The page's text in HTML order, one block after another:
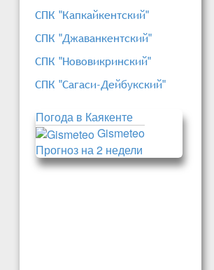
СПК "Капкайкентский"
СПК "Джаванкентский"
СПК "Нововикринский"
СПК "Сагаси-Дейбукский"
Погода в Каякенте
Gismeteo
Прогноз на 2 недели